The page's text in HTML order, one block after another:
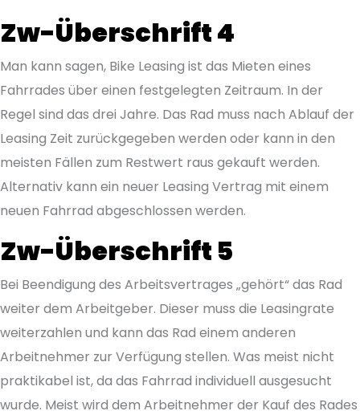
Zw-Überschrift 4
Man kann sagen, Bike Leasing ist das Mieten eines
Fahrrades über einen festgelegten Zeitraum. In der
Regel sind das drei Jahre. Das Rad muss nach Ablauf der
Leasing Zeit zurückgegeben werden oder kann in den
meisten Fällen zum Restwert raus gekauft werden.
Alternativ kann ein neuer Leasing Vertrag mit einem
neuen Fahrrad abgeschlossen werden.
Zw-Überschrift 5
Bei Beendigung des Arbeitsvertrages „gehört“ das Rad
weiter dem Arbeitgeber. Dieser muss die Leasingrate
weiterzahlen und kann das Rad einem anderen
Arbeitnehmer zur Verfügung stellen. Was meist nicht
praktikabel ist, da das Fahrrad individuell ausgesucht
wurde. Meist wird dem Arbeitnehmer der Kauf des Rades